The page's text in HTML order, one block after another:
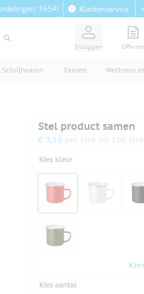
1654) Klantenservice
Inloggen Offertes
Schrijfwaren Tassen Wellness
Stel product samen
€ 3,10 per stuk bij 100
Kies kleur
Kies aantal